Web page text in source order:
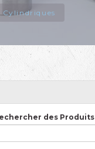
Cylindriques
des Produits